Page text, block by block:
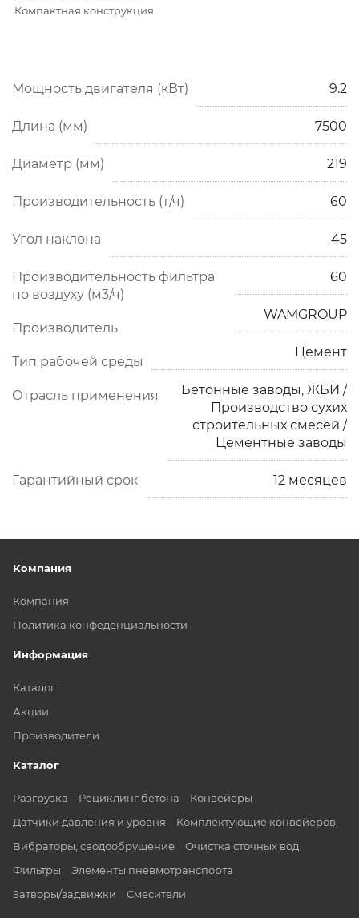
Компактная конструкция.
Мощность двигателя (кВт) 9.2
Длина (мм) 7500
Диаметр (мм) 219
Производительность (т/ч) 60
Угол наклона 45
Производительность фильтра
по воздуху (м3/ч)
60
Производитель
WAMGROUP
Тип рабочей среды
Цемент
Отрасль применения
Бетонные заводы, ЖБИ /
Производство сухих
строительных смесей /
Цементные заводы
Гарантийный срок 12 месяцев
Компания
Компания
Политика конфеденциальности
Информация
Каталог
Акции
Производители
Каталог
Разгрузка Рециклинг бетона
Конвейеры
Датчики давления и уровня
Комплектующие конвейеров
Вибраторы, сводообрушение
Очистка сточных вод
Фильтры
Элементы пневмотранспорта
Затворы/задвижки
Смесители